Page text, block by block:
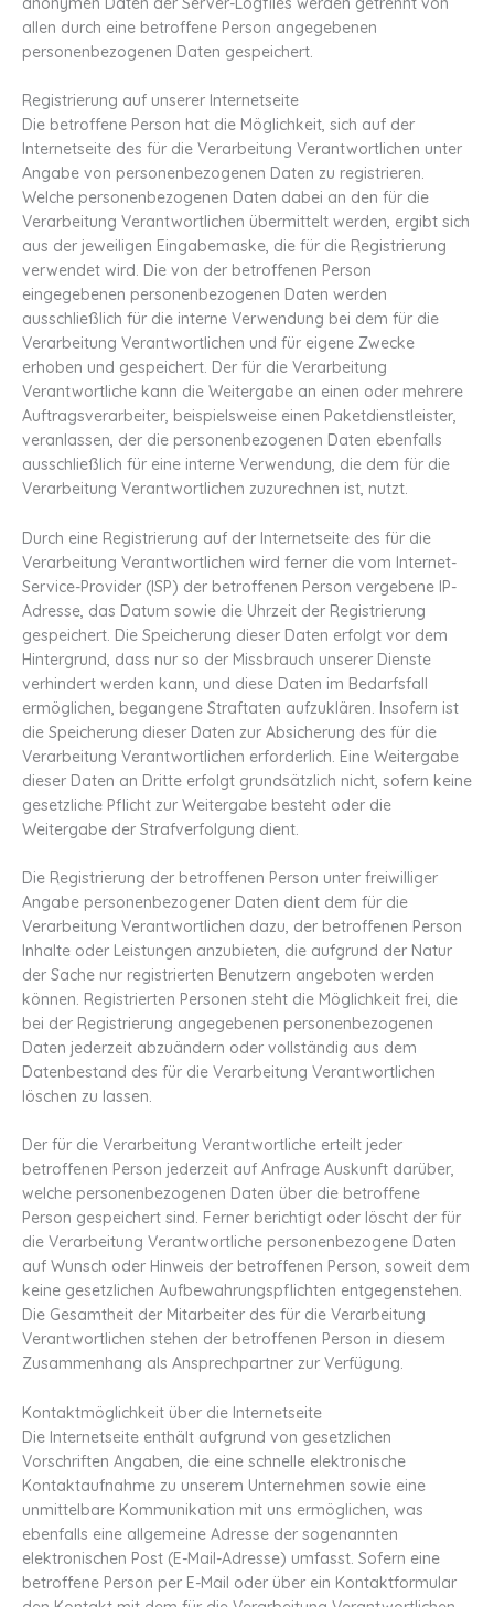
allen durch eine betroffene Person angegebenen
personenbezogenen Daten gespeichert.
Registrierung auf unserer Internetseite
Die betroffene Person hat die Möglichkeit, sich auf der
Internetseite des für die Verarbeitung Verantwortlichen unter
Angabe von personenbezogenen Daten zu registrieren.
Welche personenbezogenen Daten dabei an den für die
Verarbeitung Verantwortlichen übermittelt werden, ergibt sich
aus der jeweiligen Eingabemaske, die für die Registrierung
verwendet wird. Die von der betroffenen Person
eingegebenen personenbezogenen Daten werden
ausschließlich für die interne Verwendung bei dem für die
Verarbeitung Verantwortlichen und für eigene Zwecke
erhoben und gespeichert. Der für die Verarbeitung
Verantwortliche kann die Weitergabe an einen oder mehrere
Auftragsverarbeiter, beispielsweise einen Paketdienstleister,
veranlassen, der die personenbezogenen Daten ebenfalls
ausschließlich für eine interne Verwendung, die dem für die
Verarbeitung Verantwortlichen zuzurechnen ist, nutzt.
Durch eine Registrierung auf der Internetseite des für die
Verarbeitung Verantwortlichen wird ferner die vom Internet-
Service-Provider (ISP) der betroffenen Person vergebene IP-
Adresse, das Datum sowie die Uhrzeit der Registrierung
gespeichert. Die Speicherung dieser Daten erfolgt vor dem
Hintergrund, dass nur so der Missbrauch unserer Dienste
verhindert werden kann, und diese Daten im Bedarfsfall
ermöglichen, begangene Straftaten aufzuklären. Insofern ist
die Speicherung dieser Daten zur Absicherung des für die
Verarbeitung Verantwortlichen erforderlich. Eine Weitergabe
dieser Daten an Dritte erfolgt grundsätzlich nicht, sofern keine
gesetzliche Pflicht zur Weitergabe besteht oder die
Weitergabe der Strafverfolgung dient.
Die Registrierung der betroffenen Person unter freiwilliger
Angabe personenbezogener Daten dient dem für die
Verarbeitung Verantwortlichen dazu, der betroffenen Person
Inhalte oder Leistungen anzubieten, die aufgrund der Natur
der Sache nur registrierten Benutzern angeboten werden
können. Registrierten Personen steht die Möglichkeit frei, die
bei der Registrierung angegebenen personenbezogenen
Daten jederzeit abzuändern oder vollständig aus dem
Datenbestand des für die Verarbeitung Verantwortlichen
löschen zu lassen.
Der für die Verarbeitung Verantwortliche erteilt jeder
betroffenen Person jederzeit auf Anfrage Auskunft darüber,
welche personenbezogenen Daten über die betroffene
Person gespeichert sind. Ferner berichtigt oder löscht der für
die Verarbeitung Verantwortliche personenbezogene Daten
auf Wunsch oder Hinweis der betroffenen Person, soweit dem
keine gesetzlichen Aufbewahrungspflichten entgegenstehen.
Die Gesamtheit der Mitarbeiter des für die Verarbeitung
Verantwortlichen stehen der betroffenen Person in diesem
Zusammenhang als Ansprechpartner zur Verfügung.
Kontaktmöglichkeit über die Internetseite
Die Internetseite enthält aufgrund von gesetzlichen
Vorschriften Angaben, die eine schnelle elektronische
Kontaktaufnahme zu unserem Unternehmen sowie eine
unmittelbare Kommunikation mit uns ermöglichen, was
ebenfalls eine allgemeine Adresse der sogenannten
elektronischen Post (E-Mail-Adresse) umfasst. Sofern eine
betroffene Person per E-Mail oder über ein Kontaktformular